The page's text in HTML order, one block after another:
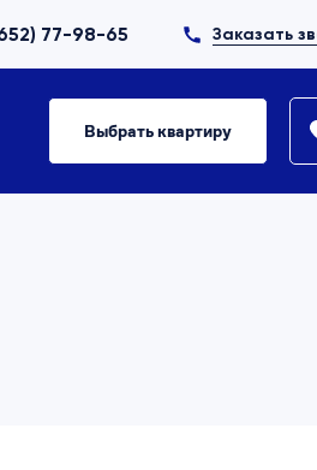
77-98-65 Заказать
Выбрать квартиру